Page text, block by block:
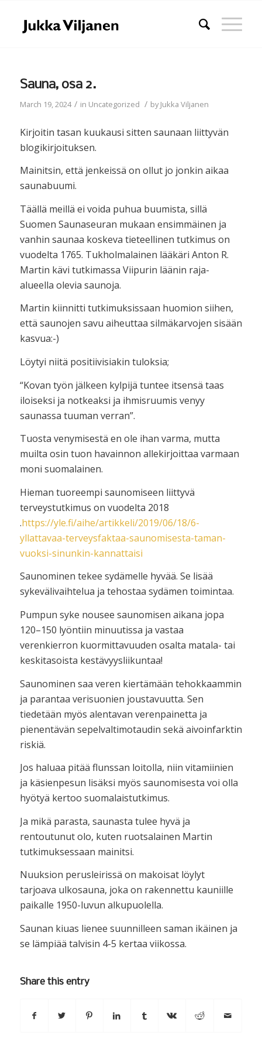
Sauna, osa 2.
March 19, 2024 / in Uncategorized / byJukka Viljanen
Kirjoitin tasan kuukausi sitten saunaan liittyvän
blogikirjoituksen.
Mainitsin, että jenkeissä on ollut jo jonkin aikaa
saunabuumi.
Täällä meillä ei voida puhua buumista, sillä
Suomen Saunaseuran mukaan ensimmäinen ja
vanhin saunaa koskeva tieteellinen tutkimus on
vuodelta 1765. Tukholmalainen lääkäri Anton R.
Martin kävi tutkimassa Viipurin läänin raja-
alueella olevia saunoja.
Martin kiinnitti tutkimuksissaan huomion siihen,
että saunojen savu aiheuttaa silmäkarvojen sisään
kasvua:-)
Löytyi niitä positiivisiakin tuloksia;
“Kovan työn jälkeen kylpijä tuntee itsensä taas
iloiseksi ja notkeaksi ja ihmisruumis venyy
saunassa tuuman verran”.
Tuosta venymisestä en ole ihan varma, mutta
muilta osin tuon havainnon allekirjoittaa varmaan
moni suomalainen.
Hieman tuoreempi saunomiseen liittyvä
terveystutkimus on vuodelta 2018
.https://yle.fi/aihe/artikkeli/2019/06/18/6-
yllattavaa-terveysfaktaa-saunomisesta-taman-
vuoksi-sinunkin-kannattaisi
Saunominen tekee sydämelle hyvää. Se lisää
sykevälivaihtelua ja tehostaa sydämen toimintaa.
Pumpun syke nousee saunomisen aikana jopa
120–150 lyöntiin minuutissa ja vastaa
verenkierron kuormittavuuden osalta matala- tai
keskitasoista kestävyysliikuntaa!
Saunominen saa veren kiertämään tehokkaammin
ja parantaa verisuonien joustavuutta. Sen
tiedetään myös alentavan verenpainetta ja
pienentävän sepelvaltimotaudin sekä aivoinfarktin
riskiä.
Jos haluaa pitää flunssan loitolla, niin vitamiinien
ja käsienpesun lisäksi myös saunomisesta voi olla
hyötyä kertoo suomalaistutkimus.
Ja mikä parasta, saunasta tulee hyvä ja
rentoutunut olo, kuten ruotsalainen Martin
tutkimuksessaan mainitsi.
Nuuksion perusleirissä on makoisat löylyt
tarjoava ulkosauna, joka on rakennettu kauniille
paikalle 1950-luvun alkupuolella.
Saunan kiuas lienee suunnilleen saman ikäinen ja
se lämpiää talvisin 4-5 kertaa viikossa.
Share this entry